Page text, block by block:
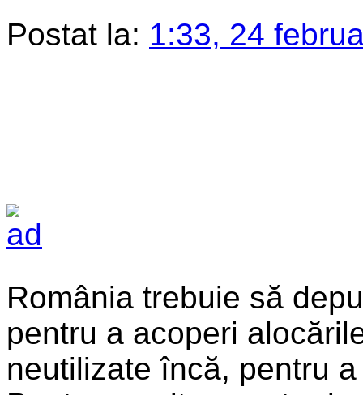
Postat la: 1:33, 24
România trebuie să
pentru a acoperi
neutilizate încă, pentru